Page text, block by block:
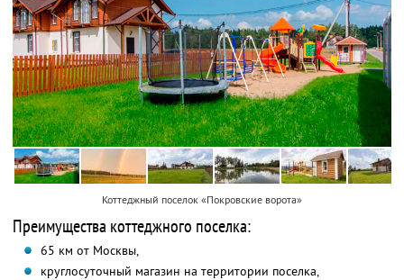
Коттеджный поселок «Покровские ворота»
Преимущества коттеджного поселка:
65 км от Москвы,
круглосуточный магазин на территории поселка,